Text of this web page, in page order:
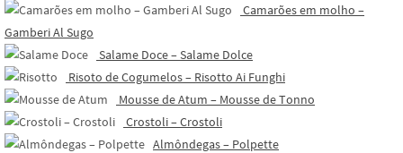
Camarões em molho –
Gamberi Al Sugo
Salame Doce – Salame Dolce
Risoto de Cogumelos – Risotto Ai Funghi
Mousse de Atum – Mousse de Tonno
Crostoli – Crostoli
Almôndegas – Polpette